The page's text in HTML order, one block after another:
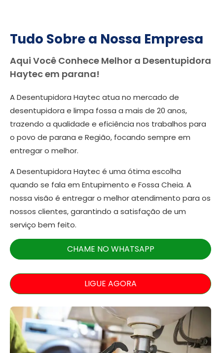
Tudo Sobre a Nossa Empresa
Aqui Você Conhece Melhor a Desentupidora
Haytec em parana!
A Desentupidora Haytec atua no mercado de
desentupidora e limpa fossa a mais de 20 anos,
trazendo a qualidade e eficiência nos trabalhos para
o povo de parana e Região, focando sempre em
entregar o melhor.
A Desentupidora Haytec é uma ótima escolha
quando se fala em Entupimento e Fossa Cheia. A
nossa visão é entregar o melhor atendimento para os
nossos clientes, garantindo a satisfação de um
serviço bem feito.
CHAME NO WHATSAPP
LIGUE AGORA